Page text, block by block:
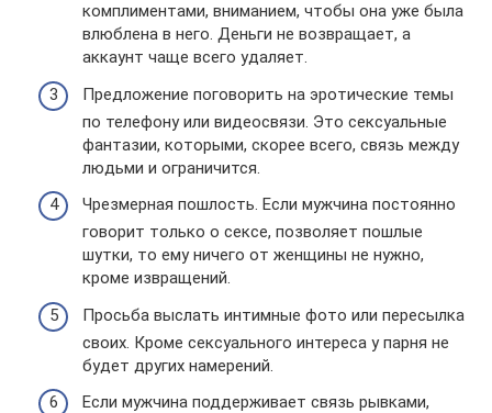
комплиментами, вниманием, чтобы она уже была
влюблена в него. Деньги не возвращает, а
аккаунт чаще всего удаляет.
Предложение поговорить на эротические темы
по телефону или видеосвязи. Это сексуальные
фантазии, которыми, скорее всего, связь между
людьми и ограничится.
Чрезмерная пошлость. Если мужчина постоянно
говорит только о сексе, позволяет пошлые
шутки, то ему ничего от женщины не нужно,
кроме извращений.
Просьба выслать интимные фото или пересылка
своих. Кроме сексуального интереса у парня не
будет других намерений.
Если мужчина поддерживает связь рывками,